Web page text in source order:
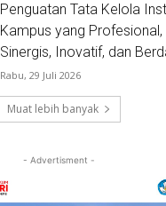
Penguatan Tata Kelola
Kampus yang Profesional,
Sinergis, Inovatif, dan
Rabu, 29 Juli 2026
Muat lebih banyak
- Advertisment -